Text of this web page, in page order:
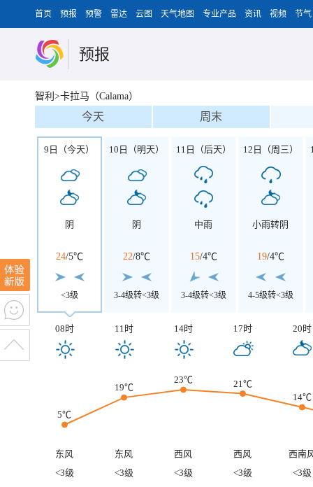
首页 预报 预警 雷达 云图 天气地图 专业产品 资讯 视频 节气
预报
智利>卡拉马（Calama）
今天 周末
9日（今天）
阴
24/5℃
<3级
10日（明天）
阴
22/8℃
3-4级转<3级
11日（后天）
中雨
15/4℃
3-4级转<3级
12日（周三）
小雨转阴
19/4℃
4-5级转<3级
08时 11时 14时 17时 20时
5℃
19℃
23℃
21℃
14℃
东风 东风 西风 西风
西南
<3级
<3级 <3级 <3级 <3级